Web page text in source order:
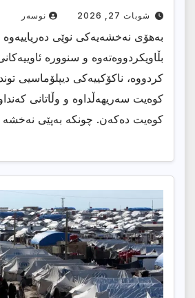
شوبات 27, 2026 نوسەر
بەهۆی نەخشەیەكی نوێی دەریاییەوە
بڵاویكردووەتەوە و سنوورە
كردووە، ناكۆكییەكی دیپلۆماسیی
كوەیت سەریهەڵداوە و وڵاتانی
كوەیت دەكەن. چونكە بەپێی نەخشە